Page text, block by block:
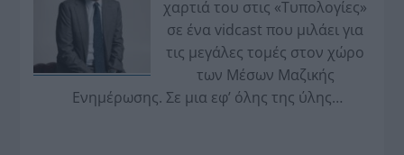
χαρτιά του στις «Τυπολογίες»
σε ένα vidcast που μιλάει για
τις μεγάλες τομές στον χώρο
των Μέσων Μαζικής
Ενημέρωσης. Σε μια εφ’ όλης της ύλης